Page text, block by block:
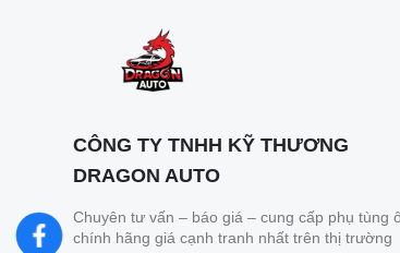
CÔNG TY TNHH KỸ THƯƠNG
DRAGON AUTO
Chuyên tư vấn – báo giá – cung cấp phụ tùng
chính hãng giá cạnh tranh nhất trên thị trường